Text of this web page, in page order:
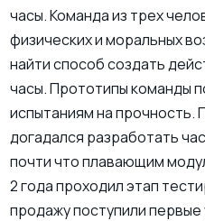
часы. Команда из трех
физических и моральных
найти способ создать
часы. Прототипы команды
испытаниям на прочность.
догадался разработать
почти что плавающим
2 года проходил этап
продажу поступили